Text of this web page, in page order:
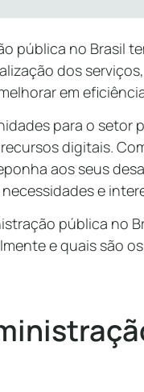
pública no Brasil
dos
em
para o setor
digitais.
aos seus
e
pública no
e quais são